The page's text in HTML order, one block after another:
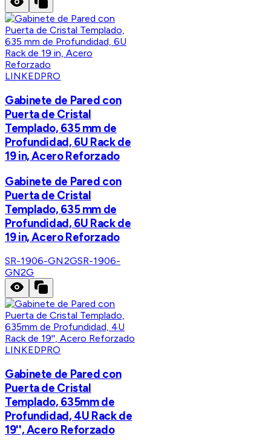
LINKEDPRO
Gabinete de Pared con
Puerta de Cristal
Templado, 635 mm de
Profundidad, 6U Rack de
19 in, Acero Reforzado
Gabinete de Pared con
Puerta de Cristal
Templado, 635 mm de
Profundidad, 6U Rack de
19 in, Acero Reforzado
SR-1906-GN2GSR-1906-
GN2G
LINKEDPRO
Gabinete de Pared con
Puerta de Cristal
Templado, 635mm de
Profundidad, 4U Rack de
19'', Acero Reforzado